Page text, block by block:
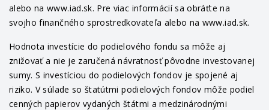
alebo na www.iad.sk. Pre viac informácií sa obráťte na
svojho finančného sprostredkovateľa alebo na www.iad.sk.
Hodnota investície do podielového fondu sa môže aj
znižovať a nie je zaručená návratnosť pôvodne investovanej
sumy. S investíciou do podielových fondov je spojené aj
riziko. V súlade so štatútmi podielových fondov môže podiel
cenných papierov vydaných štátmi a medzinárodnými